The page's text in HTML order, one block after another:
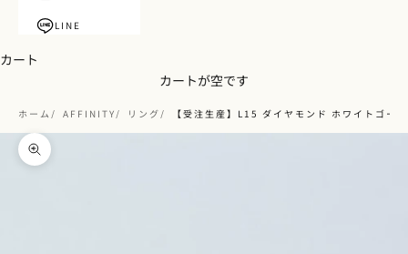
LINE
カート
カートが空です
ホーム AFFINITY リング 【受注生産】L15 ダイヤモンド ホワイトゴー
ズームイン